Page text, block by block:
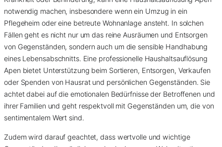
notwendig machen, insbesondere wenn ein Umzug in ein
Pflegeheim oder eine betreute Wohnanlage ansteht. In solchen
Fällen geht es nicht nur um das reine Ausräumen und Entsorgen
von Gegenständen, sondern auch um die sensible Handhabung
eines Lebensabschnitts. Eine professionelle Haushaltsauflösung
Apen bietet Unterstützung beim Sortieren, Entsorgen, Verkaufen
oder Spenden von Hausrat und persönlichen Gegenständen. Sie
achtet dabei auf die emotionalen Bedürfnisse der Betroffenen und
ihrer Familien und geht respektvoll mit Gegenständen um, die von
sentimentalem Wert sind.
Zudem wird darauf geachtet, dass wertvolle und wichtige